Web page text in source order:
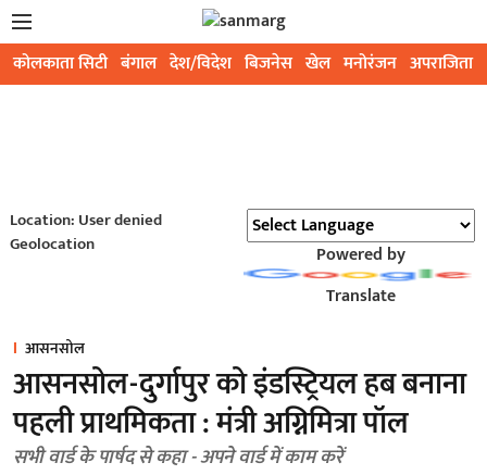
कोलकाता सिटी बंगाल देश/विदेश बिजनेस खेल मनोरंजन अपराजिता
Location: User denied
Geolocation
Powered by
Translate
आसनसोल
आसनसोल-दुर्गापुर को इंडस्ट्रियल हब बनाना
पहली प्राथमिकता : मंत्री अग्निमित्रा पॉल
सभी वार्ड के पार्षद से कहा - अपने वार्ड में काम करें